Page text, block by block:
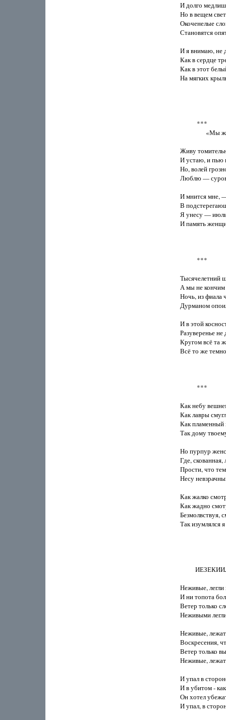
И долго
Но в вещем
Окоченелые
Становятся
И я внимаю, не
Как в сердце
Как в этот
На мягких
           ***
Живу
И устаю, и пью
Но, волей
Люблю —
И мнится мне,
В
Я унесу —
И память
           ***
Тысячелетний
А мы не кончим
Ночь, из фиала
Дурманом
И в этой
Разуверенье
Кругом всё та
Всё то же
           ***
Как небу
Как лавры
Как пламенный
Так дому
Но пурпур
Где,
Прости, что
Несу
Как жалко
Как жадно
Безмолвствуя,
Так изумлялся
Неживые, легли
И ни топота
Ветер только
Неживыми
Неживые,
Воскресения,
Ветер только
Неживые,
И упал в
И в убитом -
Он хотел
И упал, в